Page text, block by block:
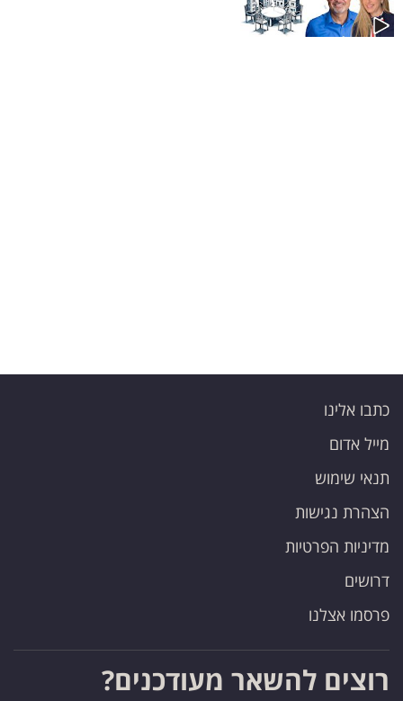
כתבו אלינו
מייל אדום
תנאי שימוש
הצהרת נגישות
מדיניות הפרטיות
דרושים
פרסמו אצלנו
רוצים להשאר מעודכנים?